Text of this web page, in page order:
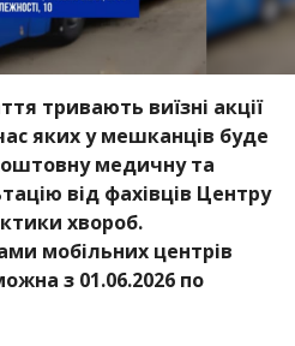
тривають виїзні акції
яких у мешканців буде
медичну та
від фахівців Центру
хвороб.
мобільних центрів
з 01.06.2026 по